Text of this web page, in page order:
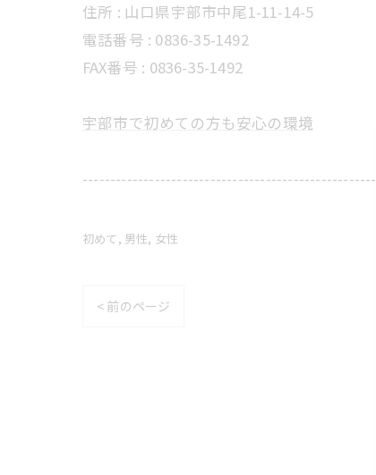
住所 : 山口県宇部市中尾1-11-14-5
電話番号 : 0836-35-1492
FAX番号 : 0836-35-1492
宇部市で初めての方も安心の環境
初めて 男性 女性
< 前のページ